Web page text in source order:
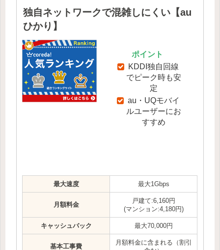
独自ネットワークで混雑しにくい【au
ひかり】
ポイント
KDDI独自回線
でピーク時も安
定
au・UQモバイ
ルユーザーにお
すすめ
最大速度 最大1Gbps
月額料金
戸建て:6,160円
(マンション:4,180円)
キャッシュバック 最大70,000円
基本工事費
月額料金に含まれる（割引